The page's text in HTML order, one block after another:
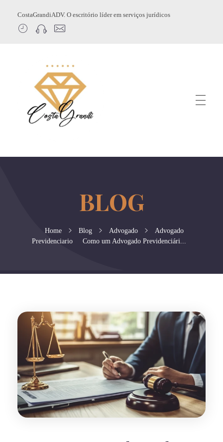
CostaGrandiADV. O escritório líder em serviços jurídicos
Home Blog Advogado
Advogado
Previdenciario
Como um Advogado Previdenciári...